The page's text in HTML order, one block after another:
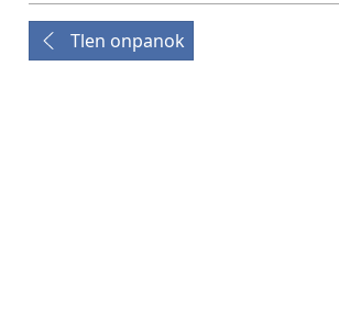
Tlen onpanok